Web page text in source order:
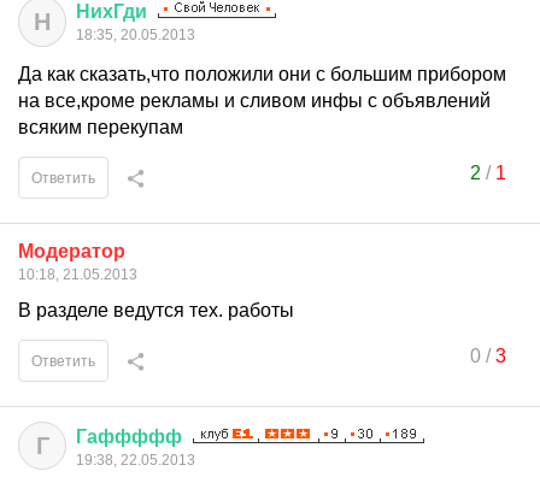
Н НихГди
18:35, 20.05.2013
Да как сказать,что положили они с большим прибором
на все,кроме рекламы и сливом инфы с объявлений
всяким перекупам
2 / 1
Ответить
Модератор
10:18, 21.05.2013
В разделе ведутся тех. работы
0/3
Ответить
Г Гаффффф
19:38, 22.05.2013